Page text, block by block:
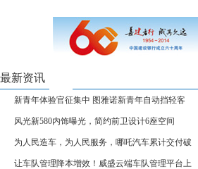
最新资讯
新青年体验官征集中 图雅诺新青年自动挡轻客
风光新580内饰曝光，简约前卫设计6座空间
为人民造车，为人民服务，哪吒汽车累计交付破
让车队管理降本增效！威盛云端车队管理平台上